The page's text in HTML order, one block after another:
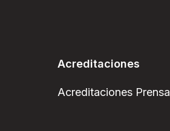
Acreditaciones
Acreditaciones Prensa